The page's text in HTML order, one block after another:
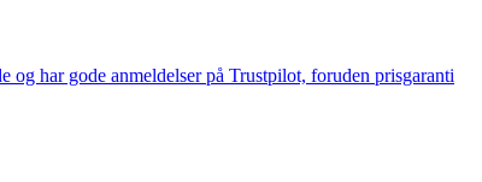
har gode anmeldelser på Trustpilot, foruden prisgaranti